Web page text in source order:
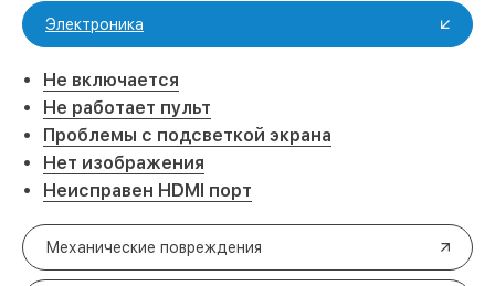
Электроника
Не включается
Не работает пульт
Проблемы с подсветкой экрана
Нет изображения
Неисправен HDMI порт
Механические повреждения